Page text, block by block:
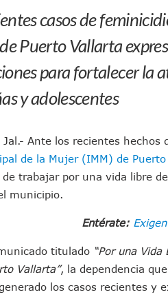
Jóvenes En Movimiento
En PV Encabezan
Pancho López; En La Mira
Cae El “R1”, Presunto
Muere Manolo Solo, Actor
IMSS Invierte 12.6 MDP En
En Abril 2027 Terminarán
Puerto Vallarta Fortalece
Accidente En Un RZR,
Este Viernes, Lemus
Morena Cierra Filas Por La
Hallazgo De Yareli
Regresa A Puerto Vallarta
casos de
Puerto Vallarta
para fortalecer la
y adolescentes
Jal.- Ante los recientes
de la Mujer (IMM) de
trabajar por una vida libre
municipio.
Entérate:
titulado “Por una
Vallarta”, la dependencia
los casos recientes y